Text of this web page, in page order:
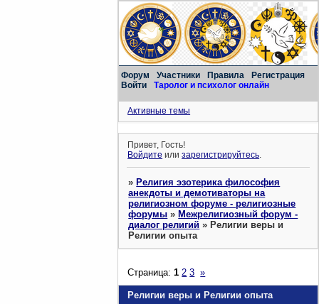
Форум Участники Правила
Регистрация
Войти
Таролог и психолог онлайн
Активные темы
Привет, Гость!
Войдите илизарегистрируйтесь.
»Религия эзотерика философия
анекдоты и демотиваторы на
религиозном форуме - религиозные
форумы »Межрелигиозный форум -
диалог религий »Религии веры и
Религии опыта
Религии веры и Религии опыта
Страница:1 2 3 »